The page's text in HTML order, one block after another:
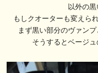
以外の
もしクオーターも変えら
まず黒い部分のヴァン
そうするとベージュ